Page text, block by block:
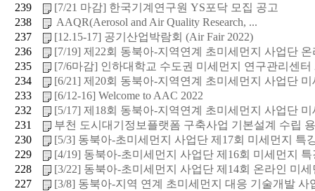
239
[7/21 마감] 한국기계연구원 YS포닥 모집 공고
238
AAQR(Aerosol and Air Quality Research, ...
237
[12.15-17] 공기산업박람회 (Air Fair 2022)
236
[7/19] 제22회 동북아-지역연계 초미세먼지 사업단 온
235
[7/6마감] 인하대학교 수도권 미세먼지 연구관리센터
234
[6/21] 제20회 동북아-지역연계 초미세먼지 사업단 미
233
[6/12-16] Welcome to AAC 2022
232
[5/17] 제18회 동북아-지역연계 초미세먼지 사업단 미
231
부천 도시대기정보플랫폼 구축사업 기본설계 수립
230
[5/3] 동북아-초미세먼지 사업단 제17회 미세먼지 특
229
[4/19] 동북아-초미세먼지 사업단 제16회 미세먼지 특
228
[3/22] 동북아-초미세먼지 사업단 제14회 온라인 미세
227
[3/8] 동북아-지역 연계 초미세먼지 대응 기술개발 사